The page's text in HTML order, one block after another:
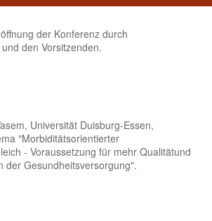
der Konferenz durch
den Vorsitzenden.
Universität Duisburg-Essen,
"Morbiditätsorientierter
- Voraussetzung für mehr Qualitätund
der Gesundheitsversorgung".